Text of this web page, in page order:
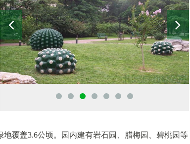
覆盖3.6公顷。园内建有岩石园、腊梅园、碧桃园等